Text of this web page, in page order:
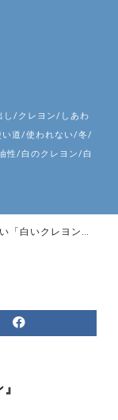
し / クレヨン/ しあわ
い道/使われない/冬/
性/白のクレヨン/白
しもやってみて！楽しい冬休みの思い出を、家族で作ろう！